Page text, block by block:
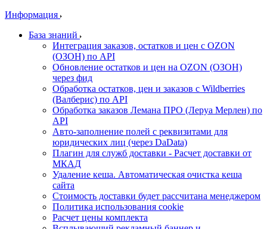
Информация
База знаний
Интеграция заказов, остатков и цен с OZON
(ОЗОН) по API
Обновление остатков и цен на OZON (ОЗОН)
через фид
Обработка остатков, цен и заказов с Wildberries
(Валберис) по API
Обработка заказов Лемана ПРО (Леруа Мерлен) по
API
Авто-заполнение полей с реквизитами для
юридических лиц (через DaData)
Плагин для служб доставки - Расчет доставки от
МКАД
Удаление кеша. Автоматическая очистка кеша
сайта
Стоимость доставки будет рассчитана менеджером
Политика использования cookie
Расчет цены комплекта